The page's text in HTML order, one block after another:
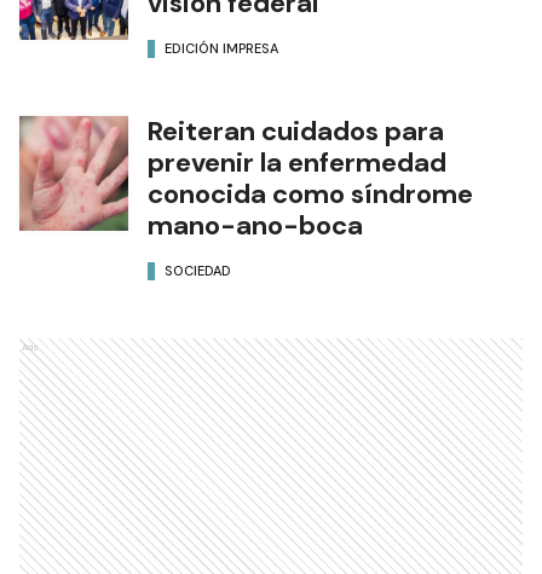
EDICIÓN IMPRESA
Reiteran cuidados para
prevenir la enfermedad
conocida como síndrome
mano-ano-boca
SOCIEDAD
Ads